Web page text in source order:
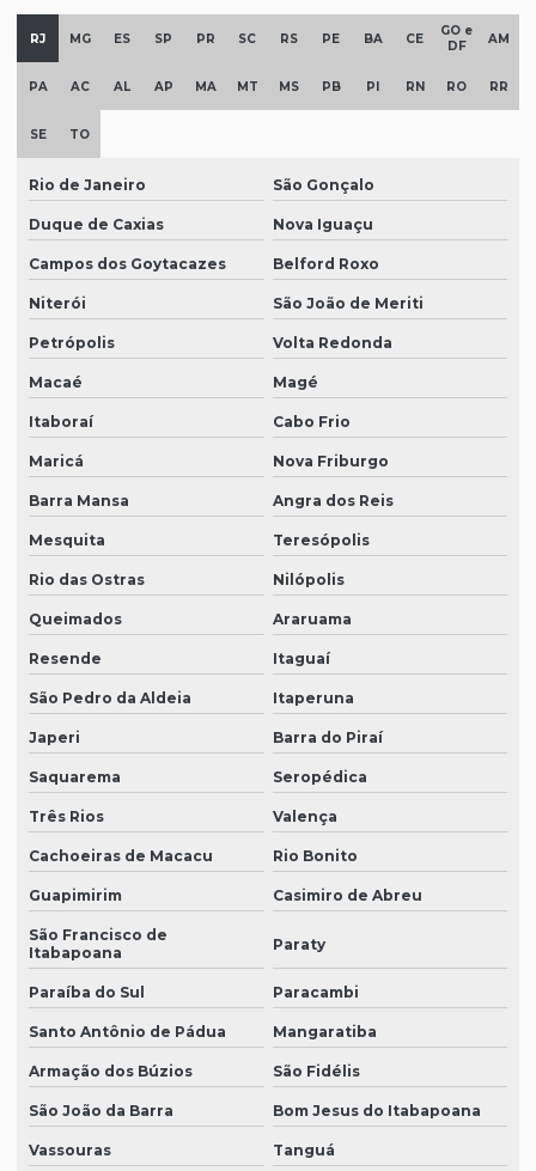
RJ MG ES SP PR SC RS PE BA CE
GO e
DF
AM
PA AC AL AP MA MT MS PB PI RN RO RR
SE TO
Rio de Janeiro São Gonçalo
Duque de Caxias Nova Iguaçu
Campos dos Goytacazes Belford Roxo
Niterói São João de Meriti
Petrópolis Volta Redonda
Macaé Magé
Itaboraí Cabo Frio
Maricá Nova Friburgo
Barra Mansa Angra dos Reis
Mesquita Teresópolis
Rio das Ostras Nilópolis
Queimados Araruama
Resende Itaguaí
São Pedro da Aldeia Itaperuna
Japeri Barra do Piraí
Saquarema Seropédica
Três Rios Valença
Cachoeiras de Macacu Rio Bonito
Guapimirim Casimiro de Abreu
São Francisco de
Itabapoana
Paraty
Paraíba do Sul Paracambi
Santo Antônio de Pádua Mangaratiba
Armação dos Búzios São Fidélis
São João da Barra Bom Jesus do Itabapoana
Vassouras Tanguá